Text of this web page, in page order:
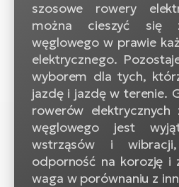
szosowe rowery
można cieszyć się
węglowego w prawie
elektrycznego.
wyborem dla tych,
jazdę i jazdę w terenie.
rowerów
węglowego jest
wstrząsów i
odporność na korozję i
waga w porównaniu z